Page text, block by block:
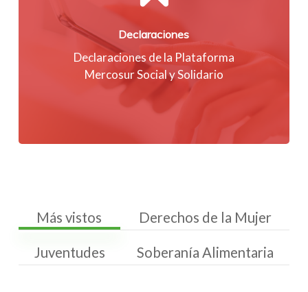
Declaraciones
Declaraciones de la Plataforma
Mercosur Social y Solidario
Más vistos Derechos de la Mujer
Juventudes Soberanía Alimentaria